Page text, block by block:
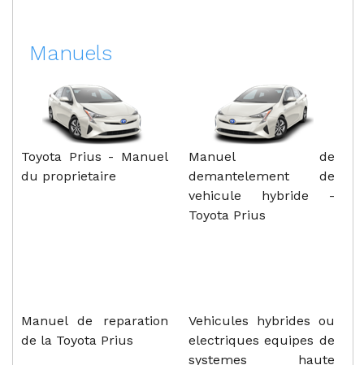
Manuels
Toyota Prius - Manuel
du proprietaire
Manuel de
demantelement de
vehicule hybride -
Toyota Prius
Manuel de reparation
de la Toyota Prius
Vehicules hybrides ou
electriques equipes de
systemes haute